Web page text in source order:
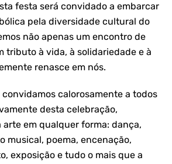
festa será convidado a embarcar
pela diversidade cultural do
não apenas um encontro de
tributo à vida, à solidariedade e à
renasce em nós.
calorosamente a todos
desta celebração,
em qualquer forma: dança,
musical, poema, encenação,
exposição e tudo o mais que a